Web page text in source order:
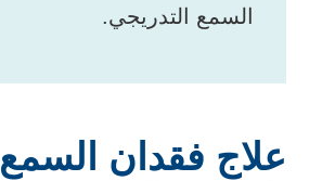
السمع التدريجي.
علاج فقدان السمع